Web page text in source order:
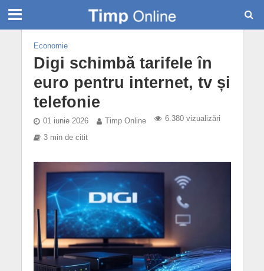
Economie
Digi schimbă tarifele în
euro pentru internet, tv și
telefonie
01 iunie 2026 Timp Online 6.380 vizualizări
3 min de citit